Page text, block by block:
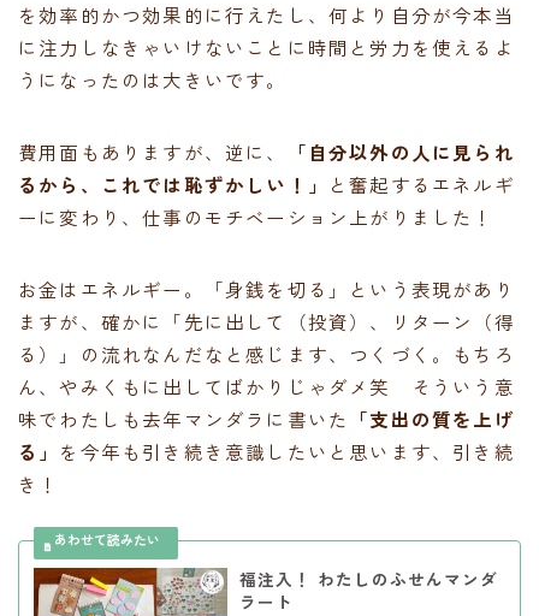
を効率的かつ効果的に行えたし、何より自分が今本当
に注力しなきゃいけないことに時間と労力を使えるよ
うになったのは大きいです。
費用面もありますが、逆に、
「自分以外の人に見られ
るから、これでは恥ずかしい！」
と奮起するエネルギ
ーに変わり、仕事のモチベーション上がりました！
お金はエネルギー。「身銭を切る」という表現があり
ますが、確かに「先に出して（投資）、リターン（得
る）」の流れなんだなと感じます、つくづく。もちろ
ん、やみくもに出してばかりじゃダメ笑 そういう意
味でわたしも去年マンダラに書いた
「支出の質を上げ
る」 を今年も引き続き意識したいと思います、引き続
き！
福注入！ わたしのふせんマンダ
ラート